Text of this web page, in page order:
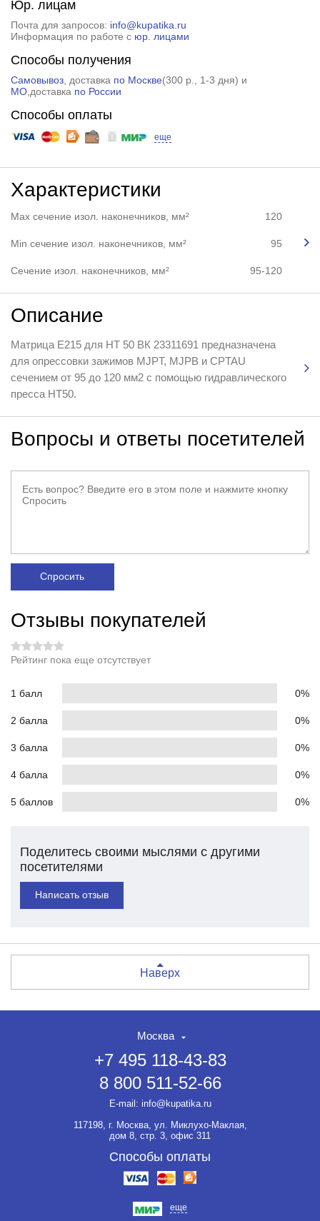
Юр. лицам
Почта для запросов: info@kupatika.ru
Информация по работе с юр. лицами
Способы получения
Самовывоз, доставка по Москве(300 р.
, 1-3 дня) и
МО,доставка по России
Способы оплаты
еще
Характеристики
Max сечение изол. наконечников, мм² 120
Min сечение изол. наконечников, мм² 95
Сечение изол. наконечников, мм² 95-120
Описание
Матрица Е215 для HT 50 ВК 23311691 предназначена
для опрессовки зажимов MJPT, MJPB и CPTAU
сечением от 95 до 120 мм2 с помощью гидравлического
пресса НТ50.
Вопросы и ответы посетителей
Спросить
Отзывы покупателей
Рейтинг пока еще отсутствует
1 балл 0%
2 балла 0%
3 балла 0%
4 балла 0%
5 баллов 0%
Поделитесь своими мыслями с другими
посетителями
Написать отзыв
Наверх
Москва
+7 495 118-43-83
8 800 511-52-66
E-mail: info@kupatika.ru
117198, г. Москва, ул. Миклухо-Маклая,
дом 8, стр. 3, офис 311
Способы оплаты
еще